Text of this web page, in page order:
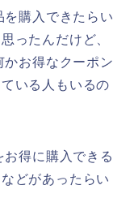
購入できたらい
ったんだけど、
お得なクーポン
いる人もいるの
得に購入できる
どがあったらい